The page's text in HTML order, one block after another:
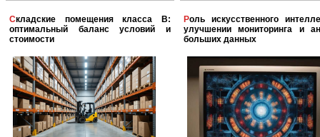
Складские помещения класса B:
оптимальный баланс условий и
стоимости
Роль искусственного интеллекта в
улучшении мониторинга и
больших данных